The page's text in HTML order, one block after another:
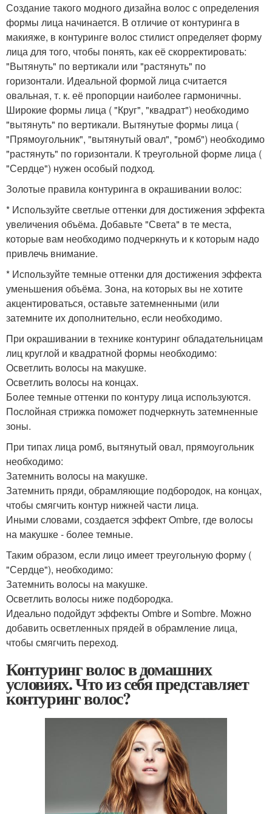
Создание такого модного дизайна волос с определения
формы лица начинается. В отличие от контуринга в
макияже, в контуринге волос стилист определяет форму
лица для того, чтобы понять, как её скорректировать:
"Вытянуть" по вертикали или "растянуть" по
горизонтали. Идеальной формой лица считается
овальная, т. к. её пропорции наиболее гармоничны.
Широкие формы лица ( "Круг", "квадрат") необходимо
"вытянуть" по вертикали. Вытянутые формы лица (
"Прямоугольник", "вытянутый овал", "ромб") необходимо
"растянуть" по горизонтали. К треугольной форме лица (
"Сердце") нужен особый подход.
Золотые правила контуринга в окрашивании волос:
* Используйте светлые оттенки для достижения эффекта
увеличения объёма. Добавьте "Света" в те места,
которые вам необходимо подчеркнуть и к которым надо
привлечь внимание.
* Используйте темные оттенки для достижения эффекта
уменьшения объёма. Зона, на которых вы не хотите
акцентироваться, оставьте затемненными (или
затемните их дополнительно, если необходимо.
При окрашивании в технике контуринг обладательницам
лиц круглой и квадратной формы необходимо:
Осветлить волосы на макушке.
Осветлить волосы на концах.
Более темные оттенки по контуру лица используются.
Послойная стрижка поможет подчеркнуть затемненные
зоны.
При типах лица ромб, вытянутый овал, прямоугольник
необходимо:
Затемнить волосы на макушке.
Затемнить пряди, обрамляющие подбородок, на концах,
чтобы смягчить контур нижней части лица.
Иными словами, создается эффект Ombre, где волосы
на макушке - более темные.
Таким образом, если лицо имеет треугольную форму (
"Сердце"), необходимо:
Затемнить волосы на макушке.
Осветлить волосы ниже подбородка.
Идеально подойдут эффекты Ombre и Sombre. Можно
добавить осветленных прядей в обрамление лица,
чтобы смягчить переход.
Контуринг волос в домашних
условиях. Что из себя представляет
контуринг волос?